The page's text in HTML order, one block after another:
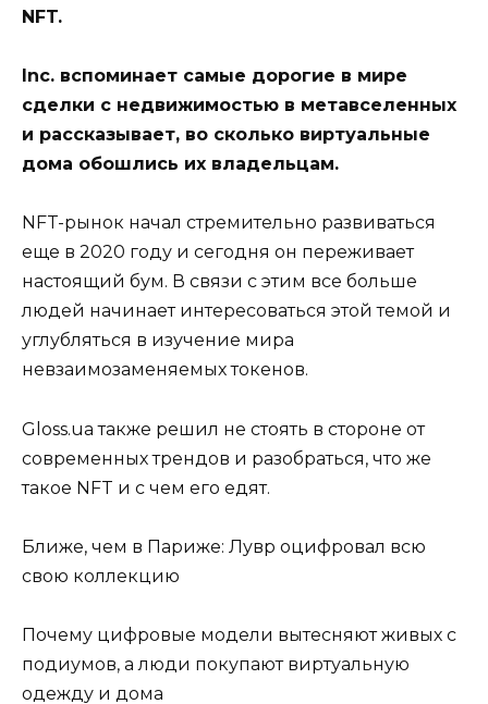
NFT.
Inc. вспоминает самые дорогие в мире
сделки с недвижимостью в метавселенных
и рассказывает, во сколько виртуальные
дома обошлись их владельцам.
NFT-рынок начал стремительно развиваться
еще в 2020 году и сегодня он переживает
настоящий бум. В связи с этим все больше
людей начинает интересоваться этой темой и
углубляться в изучение мира
невзаимозаменяемых токенов.
Gloss.ua также решил не стоять в стороне от
современных трендов и разобраться, что же
такое NFT и с чем его едят.
Ближе, чем в Париже: Лувр оцифровал всю
свою коллекцию
Почему цифровые модели вытесняют живых с
подиумов, а люди покупают виртуальную
одежду и дома